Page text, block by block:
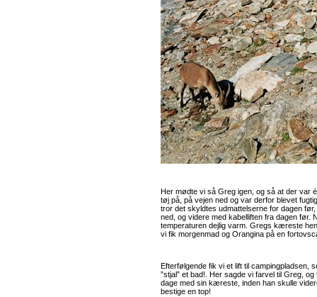
Her mødte vi så Greg igen, og så at der var
tøj på, på vejen ned og var derfor blevet
tror det skyldtes udmattelserne for dagen
ned, og videre med kabelliften fra dagen før.
temperaturen dejlig varm. Gregs kæreste
vi fik morgenmad og Orangina på en
Efterfølgende fik vi et lift til campingpladsen,
”stjal” et bad!. Her sagde vi farvel til Greg,
dage med sin kæreste, inden han skulle
bestige en top!